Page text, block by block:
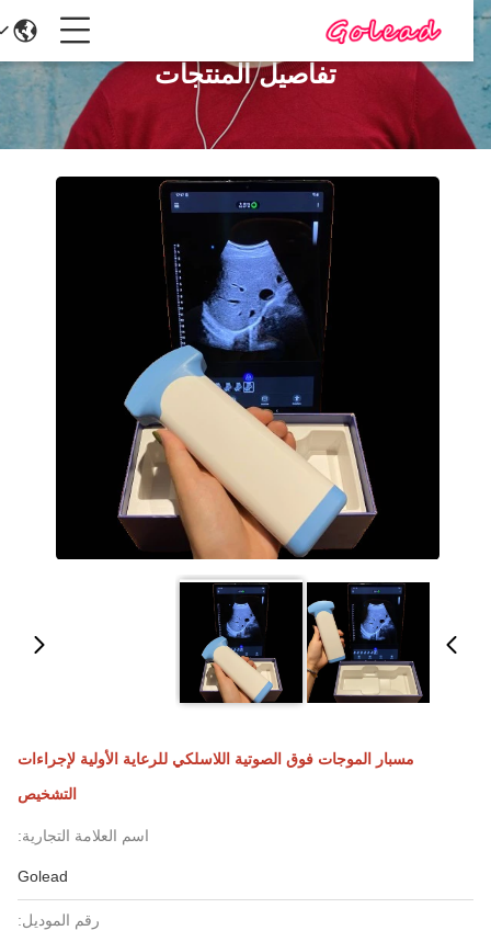
تفاصيل المنتجات
مسبار الموجات فوق الصوتية اللاسلكي للرعاية الأولية لإجراءات
التشخيص
اسم العلامة التجارية:
Golead
رقم الموديل: